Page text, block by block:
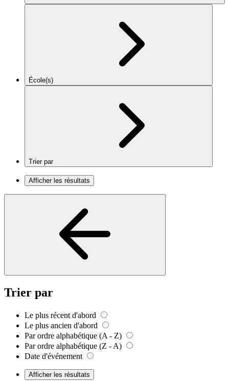
École(s)
Trier par
Afficher les résultats
Trier par
Le plus récent d'abord
Le plus ancien d'abord
Par ordre alphabétique (A - Z)
Par ordre alphabétique (Z - A)
Date d'événement
Afficher les résultats